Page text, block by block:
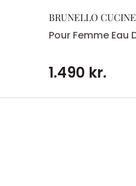
BRUNELLO
Pour Femme Eau
1.490 kr.